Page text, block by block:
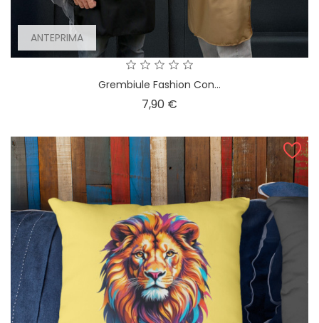
ANTEPRIMA
Grembiule Fashion Con...
7,90 €